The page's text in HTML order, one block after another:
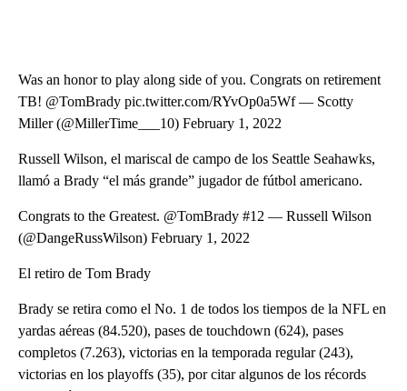
Was an honor to play along side of you. Congrats on retirement
TB! @TomBrady pic.twitter.com/RYvOp0a5Wf — Scotty
Miller (@MillerTime___10) February 1, 2022
Russell Wilson, el mariscal de campo de los Seattle Seahawks,
llamó a Brady “el más grande” jugador de fútbol americano.
Congrats to the Greatest. @TomBrady #12 — Russell Wilson
(@DangeRussWilson) February 1, 2022
El retiro de Tom Brady
Brady se retira como el No. 1 de todos los tiempos de la NFL en
yardas aéreas (84.520), pases de touchdown (624), pases
completos (7.263), victorias en la temporada regular (243),
victorias en los playoffs (35), por citar algunos de los récords